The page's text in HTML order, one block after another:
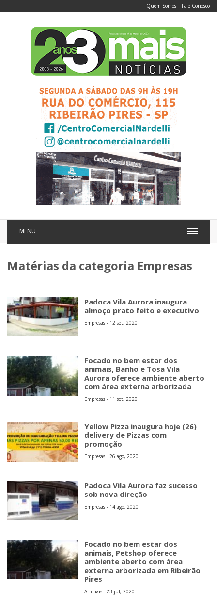
Quem Somos | Fale Conosco
MENU
Matérias da categoria Empresas
Padoca Vila Aurora inaugura
almoço prato feito e executivo
Empresas - 12 set, 2020
Focado no bem estar dos
animais, Banho e Tosa Vila
Aurora oferece ambiente aberto
com área externa arborizada
Empresas - 11 set, 2020
Yellow Pizza inaugura hoje (26)
delivery de Pizzas com
promoção
Empresas - 26 ago, 2020
Padoca Vila Aurora faz sucesso
sob nova direção
Empresas - 14 ago, 2020
Focado no bem estar dos
animais, Petshop oferece
ambiente aberto com área
externa arborizada em Ribeirão
Pires
Animais - 23 jul, 2020